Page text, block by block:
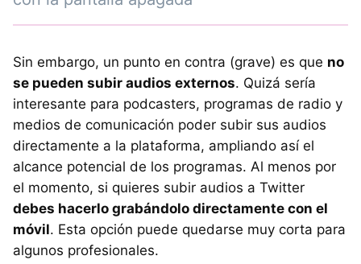
Sin embargo, un punto en contra (grave) es que no
se pueden subir audios externos. Quizá sería
interesante para podcasters, programas de radio y
medios de comunicación poder subir sus audios
directamente a la plataforma, ampliando así el
alcance potencial de los programas. Al menos por
el momento, si quieres subir audios a Twitter
debes hacerlo grabándolo directamente con el
móvil. Esta opción puede quedarse muy corta para
algunos profesionales.